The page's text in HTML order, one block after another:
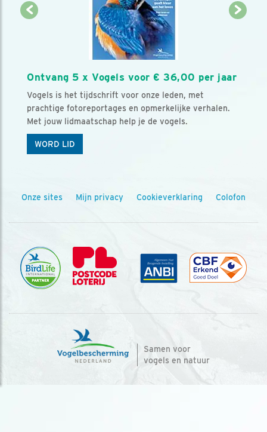
Ontvang 5 x Vogels voor € 36,00 per jaar
Vogels is het tijdschrift voor onze leden, met
prachtige fotoreportages en opmerkelijke verhalen.
Met jouw lidmaatschap help je de vogels.
WORD LID
Onze sites Mijn privacy Cookieverklaring Colofon
Samen voor
vogels en natuur